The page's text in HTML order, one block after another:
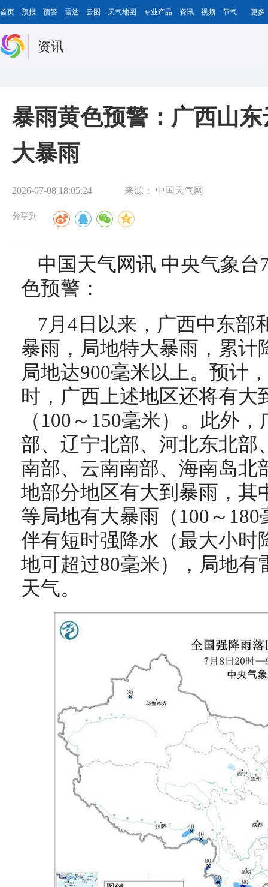
首页 预报 预警 雷达 云图 天气地图 专业产品 资讯 视频 节气 更多
资讯
暴雨黄色预警：广西山
大暴雨
2026-07-08 18:05:24 来源： 中国天气网
分享到
中国天气网讯 中央气象台
色预警：
7月4日以来，广西中东部
暴雨，局地特大暴雨，累计
局地达900毫米以上。预计
时，广西上述地区还将有大
（100～150毫米）。此外
部、辽宁北部、河北东北部
南部、云南南部、海南岛北
地部分地区有大到暴雨，其
等局地有大暴雨（100～
伴有短时强降水（最大小时
地可超过80毫米），局地
天气。